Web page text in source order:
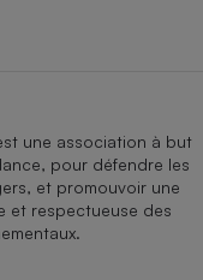
une association à but
pour défendre les
et promouvoir une
et respectueuse des